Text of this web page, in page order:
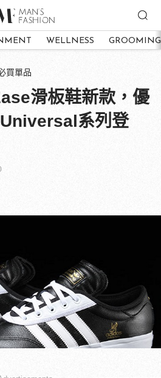
WELLNESS GROOMING
買單品
滑板鞋新款，優
系列登